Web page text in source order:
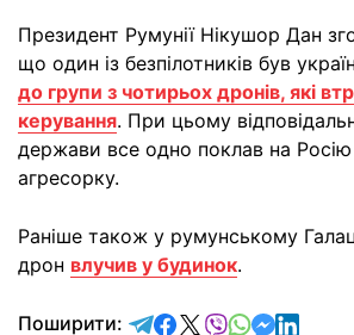
Президент Румунії Нікушор Дан
що один із безпілотників був
до групи з чотирьох дронів, які
керування. При цьому
держави все одно поклав на Росію
агресорку.
Раніше також у румунському
дрон влучив у будинок.
Поширити: відправити у Telegram
поділитись у
поділитись у X
відправити у